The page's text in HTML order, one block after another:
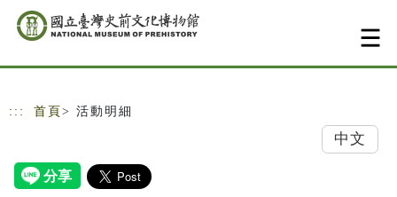
跳到主要內容
網站導覽
::: 首頁 > 活動明細
中文